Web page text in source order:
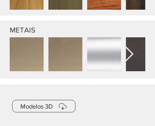
METAIS
Modelos 3D